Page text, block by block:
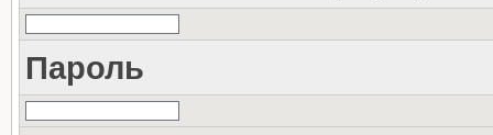
Пароль